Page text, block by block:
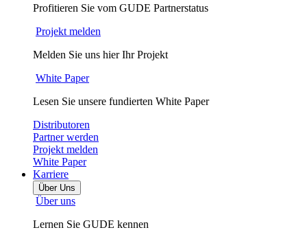
Profitieren Sie vom GUDE Partnerstatus
Projekt melden
Melden Sie uns hier Ihr Projekt
White Paper
Lesen Sie unsere fundierten White Paper
Distributoren
Partner werden
Projekt melden
White Paper
Karriere
Über Uns
Über uns
Lernen Sie GUDE kennen